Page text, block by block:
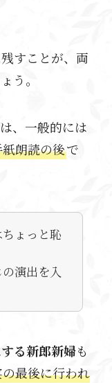
すことが、両
う。
は、一般的には
朗読の後で
ょっと恥
演出を入
る新郎新婦も
最後に行われ